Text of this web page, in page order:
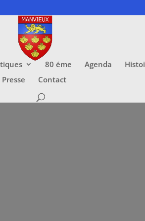
80 éme Agenda
Presse
Contact